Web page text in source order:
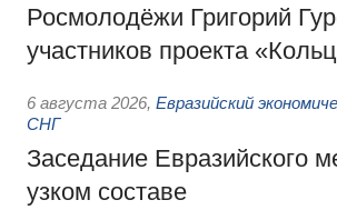
Росмолодёжи Григорий
участников проекта
6 августа 2026, Евразийский
СНГ
Заседание Евразийского
узком составе